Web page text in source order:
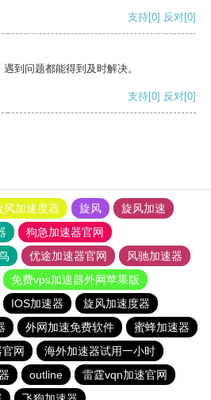
支持[0] 反对[0]
到问题都能得到及时解决。
支持[0] 反对[0]
风加速度器 旋风
旋风加速
狗急加速器官网
优途加速器官网
风驰加速器
免费vps加速器外网苹果版
IOS加速器
旋风加速度器
外网加速免费软件
蜜蜂加速器
网
海外加速器试用一小时
outline
雷霆vqn加速官网